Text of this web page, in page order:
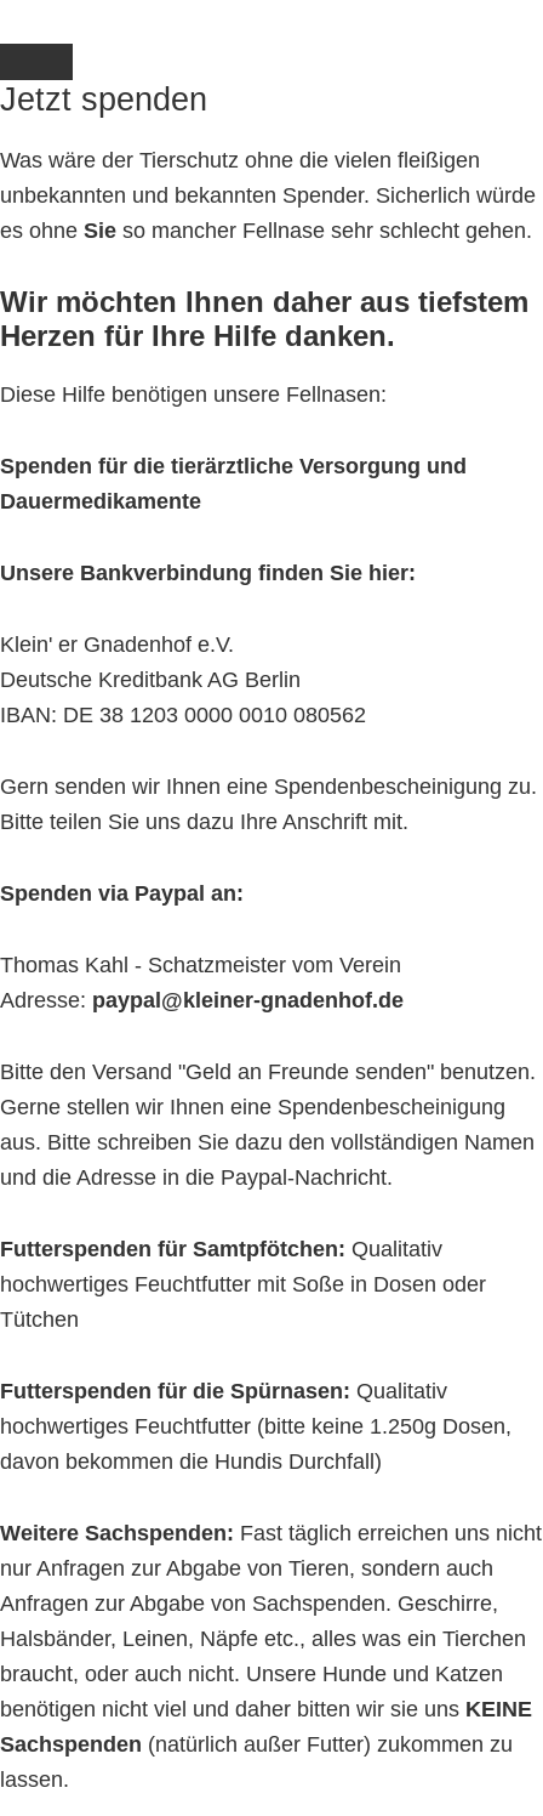
Jetzt spenden
Was wäre der Tierschutz ohne die vielen fleißigen
unbekannten und bekannten Spender. Sicherlich würde
es ohne Sie so mancher Fellnase sehr schlecht gehen.
Wir möchten Ihnen daher aus tiefstem
Herzen für Ihre Hilfe danken.
Diese Hilfe benötigen unsere Fellnasen:
Spenden für die tierärztliche Versorgung und
Dauermedikamente
Unsere Bankverbindung finden Sie hier:
Klein' er Gnadenhof e.V.
Deutsche Kreditbank AG Berlin
IBAN: DE 38 1203 0000 0010 080562
Gern senden wir Ihnen eine Spendenbescheinigung zu.
Bitte teilen Sie uns dazu Ihre Anschrift mit.
Spenden via Paypal an:
Thomas Kahl - Schatzmeister vom Verein
Adresse: paypal@kleiner-gnadenhof.de
Bitte den Versand "Geld an Freunde senden" benutzen.
Gerne stellen wir Ihnen eine Spendenbescheinigung
aus. Bitte schreiben Sie dazu den vollständigen Namen
und die Adresse in die Paypal-Nachricht.
Futterspenden für Samtpfötchen: Qualitativ
hochwertiges Feuchtfutter mit Soße in Dosen oder
Tütchen
Futterspenden für die Spürnasen: Qualitativ
hochwertiges Feuchtfutter (bitte keine 1.250g Dosen,
davon bekommen die Hundis Durchfall)
Weitere Sachspenden: Fast täglich erreichen uns nicht
nur Anfragen zur Abgabe von Tieren, sondern auch
Anfragen zur Abgabe von Sachspenden. Geschirre,
Halsbänder, Leinen, Näpfe etc., alles was ein Tierchen
braucht, oder auch nicht. Unsere Hunde und Katzen
benötigen nicht viel und daher bitten wir sie uns KEINE
Sachspenden (natürlich außer Futter) zukommen zu
lassen.